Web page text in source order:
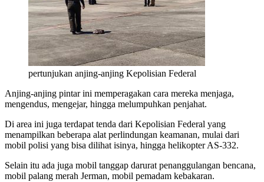
pertunjukan anjing-anjing Kepolisian Federal
Anjing-anjing pintar ini memperagakan cara mereka menjaga,
mengendus, mengejar, hingga melumpuhkan penjahat.
Di area ini juga terdapat tenda dari Kepolisian Federal yang
menampilkan beberapa alat perlindungan keamanan, mulai dari
mobil polisi yang bisa dilihat isinya, hingga helikopter AS-332.
Selain itu ada juga mobil tanggap darurat penanggulangan bencana,
mobil palang merah Jerman, mobil pemadam kebakaran.